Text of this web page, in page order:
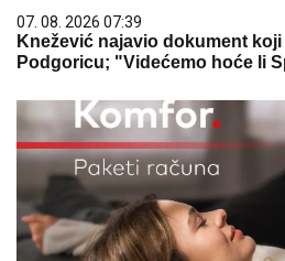
07. 08. 2026 07:39
Knežević najavio dokument
Podgoricu; "Videćemo hoće li